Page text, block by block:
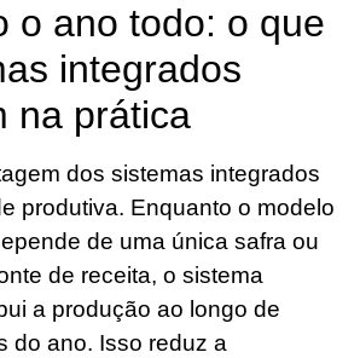
o ano todo: o que
integrados
na prática
dos sistemas integrados
produtiva. Enquanto o modelo
de uma única safra ou
de receita, o sistema
a produção ao longo de
do ano. Isso reduz a